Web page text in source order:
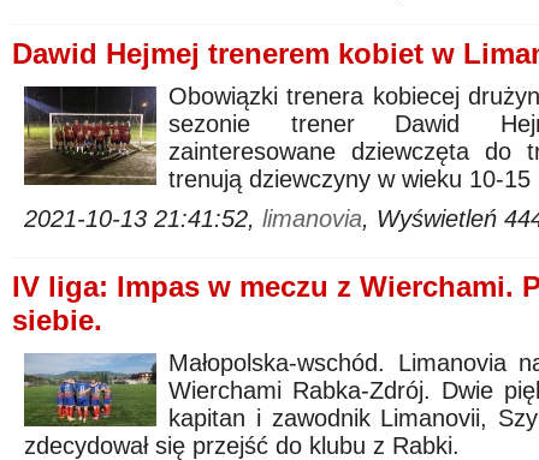
Dawid Hejmej trenerem kobiet w
Obowiązki trenera kobiecej
sezonie trener Dawid
zainteresowane dziewczęta do
trenują dziewczyny w wieku 10-15
2021-10-13 21:41:52, limanovia, Wyświetleń
IV liga: Impas w meczu z Wierchami.
siebie.
Małopolska-wschód. Limanovia
Wierchami Rabka-Zdrój. Dwie
kapitan i zawodnik Limanovii,
zdecydował się przejść do klubu z Rabki.